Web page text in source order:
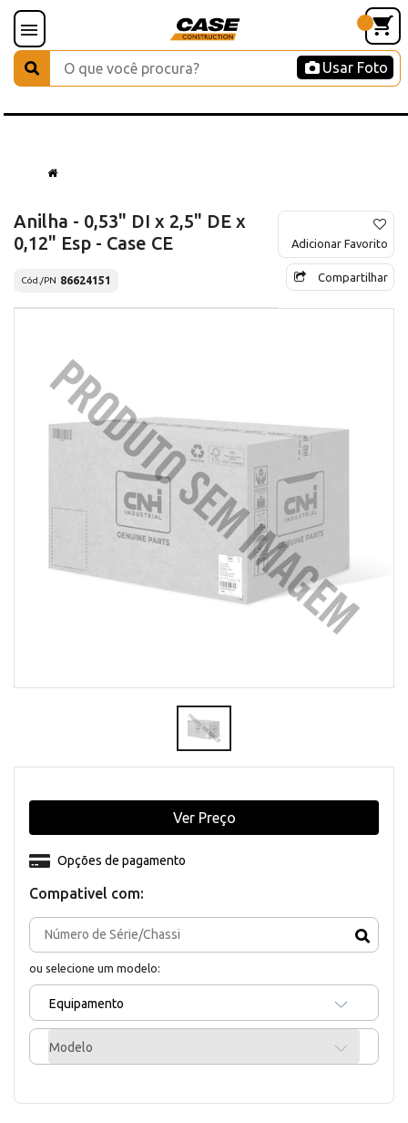
Usar Foto
Anilha - 0,53" DI x 2,5" DE x
0,12" Esp - Case CE
Cód./PN 86624151
Adicionar Favorito
Compartilhar
Compativel com:
ou selecione um modelo:
Equipamento
Modelo
Opções de pagamento
Ver Preço